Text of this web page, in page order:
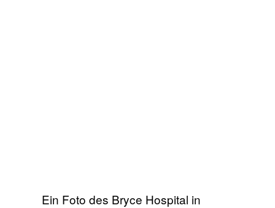
Ein Foto des Bryce Hospital in